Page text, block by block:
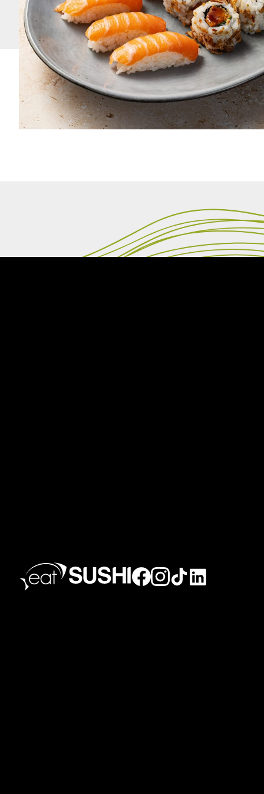
CLICK 'N COLLECT
OU LIVRAISON
PAIEMENT EN
100%
Envie savourer vos sushis à la maison ou au
Commandez en ligne puis faites-vous livrer à domicile
électrique pour vous assurer une livraison rapide